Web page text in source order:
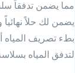
مما يضمن تدفقاً
يضمن لك حلاً
بطء تصريف المياه
لتدفق المياه